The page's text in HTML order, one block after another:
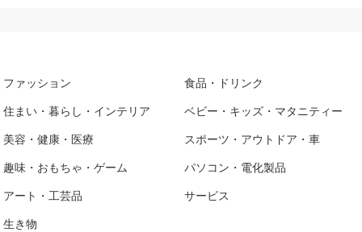
ファッション 食品・ドリンク
住まい・暮らし・インテリア ベビー・キッズ・マタニティー
美容・健康・医療 スポーツ・アウトドア・車
趣味・おもちゃ・ゲーム パソコン・電化製品
アート・工芸品 サービス
生き物